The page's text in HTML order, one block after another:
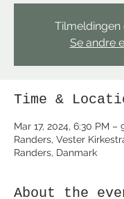
Tilmeldingen
Se andre
Time &
Mar 17, 2024, 6:30 PM –
Randers, Vester
Randers, Danmark
About the